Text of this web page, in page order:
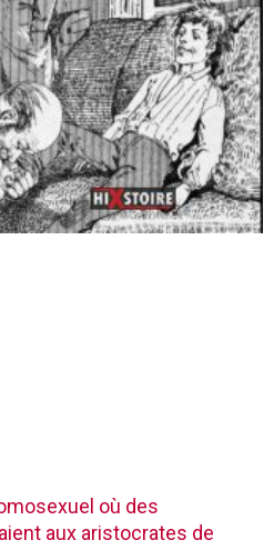
où des
aux aristocrates de